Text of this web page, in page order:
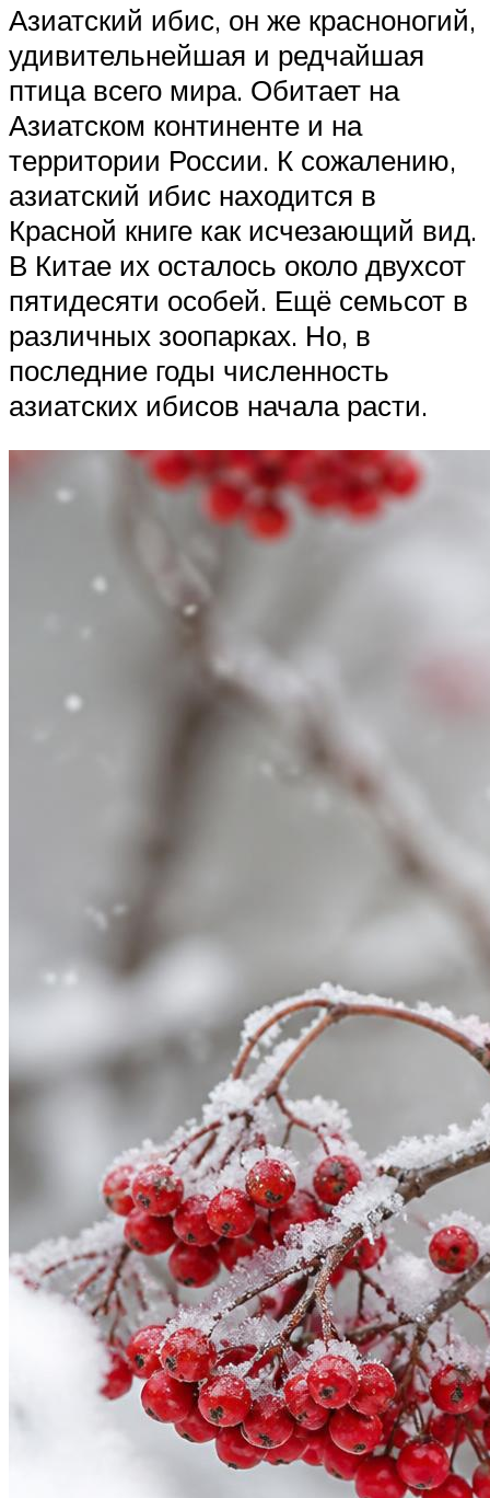
Азиатский ибис, он же красноногий,
удивительнейшая и редчайшая
птица всего мира. Обитает на
Азиатском континенте и на
территории России. К сожалению,
азиатский ибис находится в
Красной книге как исчезающий вид.
В Китае их осталось около двухсот
пятидесяти особей. Ещё семьсот в
различных зоопарках. Но, в
последние годы численность
азиатских ибисов начала расти.